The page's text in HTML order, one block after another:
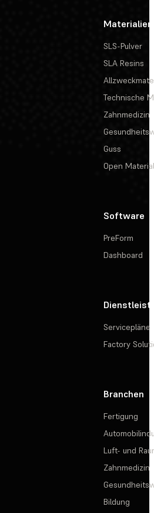
Materialien
SLS-Pulver
SLA Resins
Technische
Zahnmedizin
Guss
Open
Software
PreForm
Dashboard
Servicepläne
Factory
Branchen
Fertigung
Luft- und
Zahnmedizin
Bildung